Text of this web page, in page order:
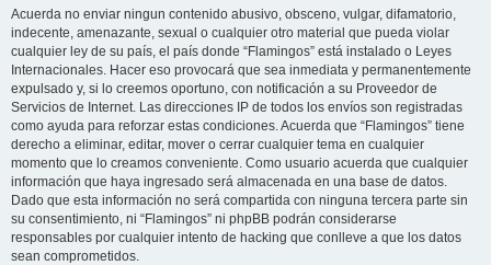
Acuerda no enviar ningun contenido abusivo, obsceno, vulgar, difamatorio,
indecente, amenazante, sexual o cualquier otro material que pueda violar
cualquier ley de su país, el país donde “Flamingos” está instalado o Leyes
Internacionales. Hacer eso provocará que sea inmediata y permanentemente
expulsado y, si lo creemos oportuno, con notificación a su Proveedor de
Servicios de Internet. Las direcciones IP de todos los envíos son registradas
como ayuda para reforzar estas condiciones. Acuerda que “Flamingos” tiene
derecho a eliminar, editar, mover o cerrar cualquier tema en cualquier
momento que lo creamos conveniente. Como usuario acuerda que cualquier
información que haya ingresado será almacenada en una base de datos.
Dado que esta información no será compartida con ninguna tercera parte sin
su consentimiento, ni “Flamingos” ni phpBB podrán considerarse
responsables por cualquier intento de hacking que conlleve a que los datos
sean comprometidos.